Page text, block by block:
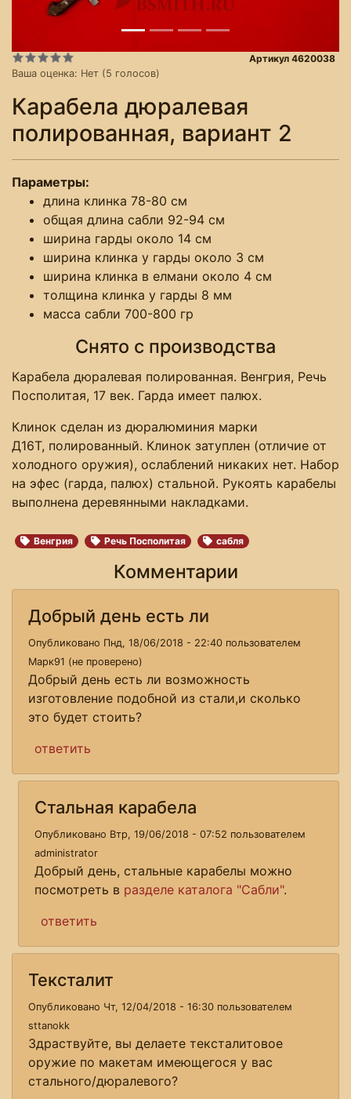
Ваша оценка: Нет (5 голосов)
Артикул 4620038
Карабела дюралевая
полированная, вариант 2
Параметры:
длина клинка 78-80 см
общая длина сабли 92-94 см
ширина гарды около 14 см
ширина клинка у гарды около 3 см
ширина клинка в елмани около 4 см
толщина клинка у гарды 8 мм
масса сабли 700-800 гр
Снято с производства
Карабела дюралевая полированная. Венгрия, Речь
Посполитая, 17 век. Гарда имеет палюх.
Клинок сделан из дюралюминия марки
Д16Т, полированный. Клинок затуплен (отличие от
холодного оружия), ослаблений никаких нет. Набор
на эфес (гарда, палюх) стальной. Рукоять карабелы
выполнена деревянными накладками.
Венгрия Речь Посполитая сабля
Комментарии
Добрый день есть ли
Опубликовано Пнд, 18/06/2018 - 22:40 пользователем
Марк91 (не проверено)
Добрый день есть ли возможность
изготовление подобной из стали,и сколько
это будет стоить?
ответить
Стальная карабела
Опубликовано Втр, 19/06/2018 - 07:52 пользователем
administrator
Добрый день, стальные карабелы можно
посмотреть в разделе каталога "Сабли".
ответить
Тексталит
Опубликовано Чт, 12/04/2018 - 16:30 пользователем
sttanokk
Здраствуйте, вы делаете тексталитовое
оружие по макетам имеющегося у вас
стального/дюралевого?